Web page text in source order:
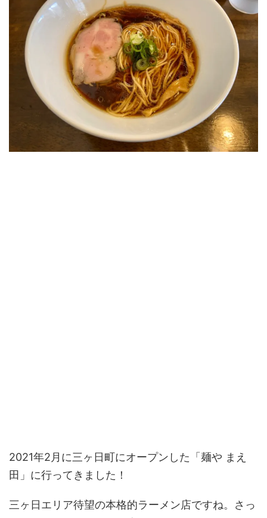
2021年2月に三ヶ日町にオープンした「麺や まえ
田」に行ってきました！
三ヶ日エリア待望の本格的ラーメン店ですね。さっ